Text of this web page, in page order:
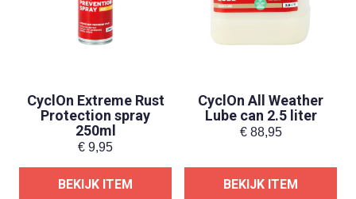
CyclOn Extreme Rust
Protection spray
250ml
€ 9,95
BEKIJK ITEM
CyclOn All Weather
Lube can 2.5 liter
€88,95
BEKIJK ITEM